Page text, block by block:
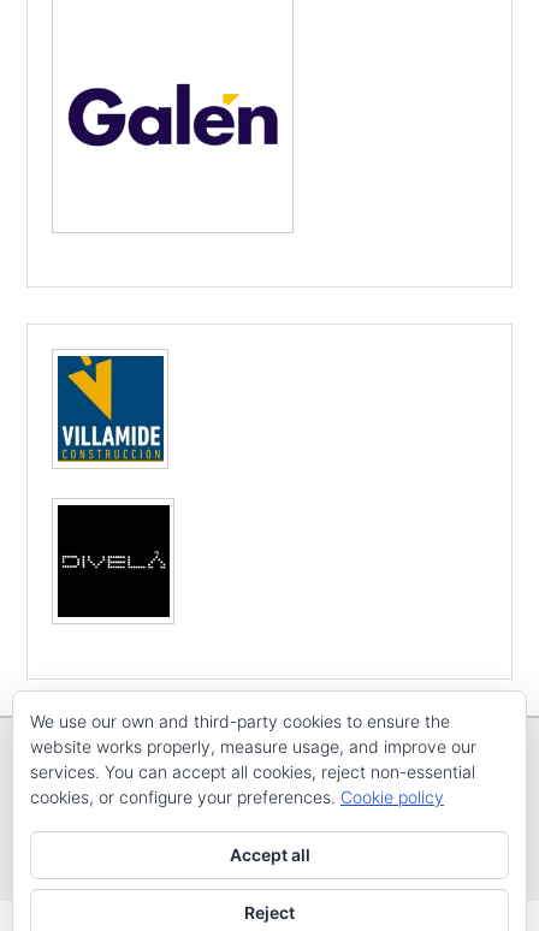
Copyright © ECV ARENAL EMEVETodos os dereitos reservados
Tema: Catch Evolution por
We use our own and third-party cookies to ensure the
website works properly, measure usage, and improve our
services. You can accept all cookies, reject non-essential
cookies, or configure your preferences. Cookie policy
Accept all
Reject